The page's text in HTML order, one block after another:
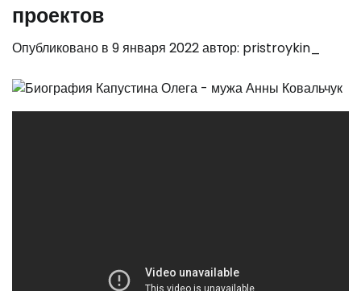
проектов
Опубликовано в 9 января 2022автор: pristroykin_